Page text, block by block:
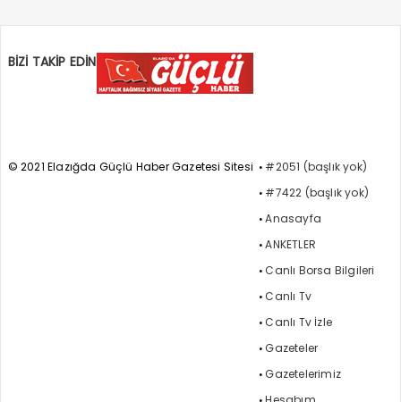
BİZİ TAKİP EDİN
© 2021 Elazığda Güçlü Haber Gazetesi Sitesi
#2051 (başlık yok)
#7422 (başlık yok)
Anasayfa
ANKETLER
Canlı Borsa Bilgileri
Canlı Tv
Canlı Tv İzle
Gazeteler
Gazetelerimiz